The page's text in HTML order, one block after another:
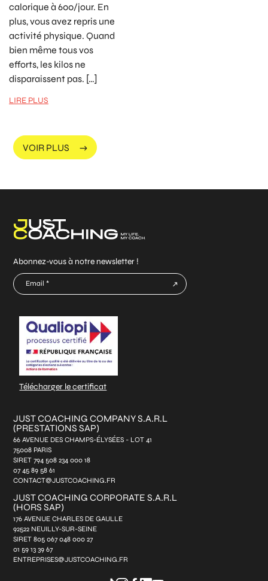
calorique à 600/jour. En
plus, vous avez repris une
activité physique. Quand
bien même tous vos
efforts, les kilos ne
disparaissent pas. […]
LIRE PLUS
VOIR PLUS
Abonnez-vous à notre newsletter !
E-
mail
*
Télécharger le certificat
JUST COACHING COMPANY S.A.R.L
(PRESTATIONS SAP)
66 AVENUE DES CHAMPS-ÉLYSÉES - LOT 41
75008 PARIS
SIRET 794 508 234 000 18
07 45 89 58 61
CONTACT@JUSTCOACHING.FR
JUST COACHING CORPORATE S.A.R.L
(HORS SAP)
176 AVENUE CHARLES DE GAULLE
92522 NEUILLY-SUR-SEINE
SIRET 805 067 048 000 27
01 59 13 39 67
ENTREPRISES@JUSTCOACHING.FR